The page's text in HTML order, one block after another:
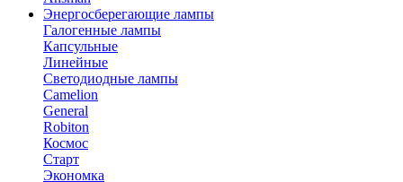
Энергосберегающие лампы
Галогенные лампы
Капсульные
Линейные
Светодиодные лампы
Camelion
General
Robiton
Космос
Старт
Экономка